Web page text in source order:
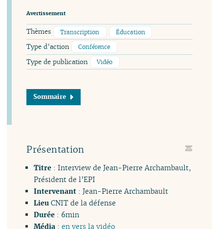
Avertissement
Thèmes Transcription Éducation
Type d’action Conférence
Type de publication Vidéo
Sommaire
Présentation
Titre: Interview de Jean-Pierre Archambault,
Président de l’EPI
Intervenant: Jean-Pierre Archambault
Lieu CNIT de la défense
Durée: 6min
Média : en vers la vidéo